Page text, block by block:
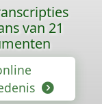
van 21